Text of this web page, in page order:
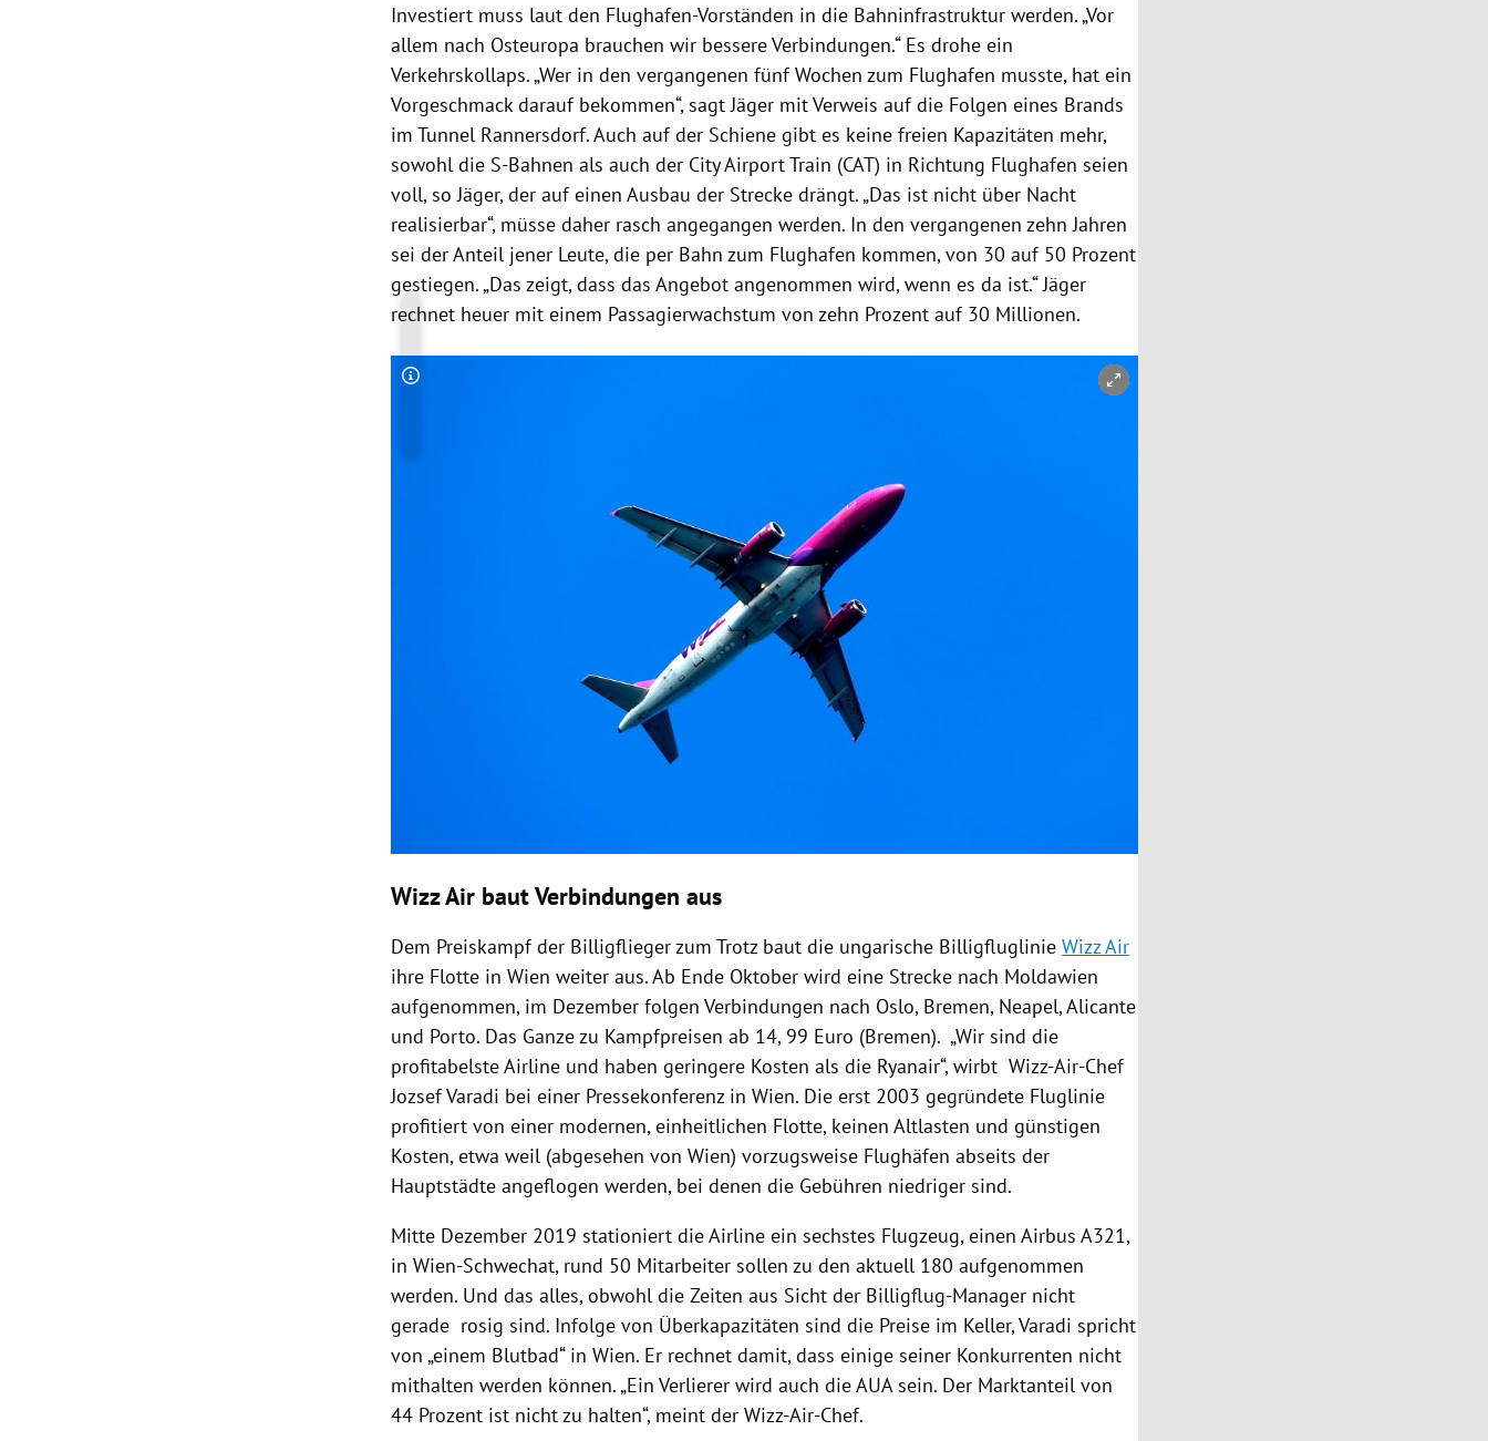
Investiert muss laut den Flughafen-Vorständen in die Bahninfrastruktur werden. „Vor
allem nach Osteuropa brauchen wir bessere Verbindungen.“ Es drohe ein
Verkehrskollaps. „Wer in den vergangenen fünf Wochen zum Flughafen musste, hat ein
Vorgeschmack darauf bekommen“, sagt Jäger mit Verweis auf die Folgen eines Brands
im Tunnel Rannersdorf. Auch auf der Schiene gibt es keine freien Kapazitäten mehr,
sowohl die S-Bahnen als auch der City AirportTrain (CAT) in Richtung Flughafen seien
voll, so Jäger, der auf einen Ausbau der Strecke drängt. „Das ist nicht über Nacht
realisierbar“, müsse daher rasch angegangen werden. In den vergangenen zehn Jahren
sei der Anteil jener Leute, die per Bahn zum Flughafen kommen, von 30 auf 50 Prozent
gestiegen. „Das zeigt, dass das Angebot angenommen wird, wenn es da ist.“ Jäger
rechnet heuer mit einem Passagierwachstum von zehn Prozent auf 30 Millionen.
Copyright-Hinweis öffnen/schließen
Wizz Air baut Verbindungen aus
Dem Preiskampf der Billigfliegerzum Trotz baut die ungarische BilligfluglinieWizz Air
ihre Flotte inWien weiter aus. Ab Ende Oktober wird eine Strecke nach Moldawien
aufgenommen, im Dezember folgen Verbindungen nach Oslo, Bremen, Neapel,Alicante
und Porto. Das Ganze zu Kampfpreisen ab 14, 99 Euro (Bremen). „Wir sind die
profitabelste Airline und haben geringere Kosten als die Ryanair“, wirbt Wizz-Air-Chef
Jozsef Varadi bei einer Pressekonferenz inWien. Die erst 2003 gegründete Fluglinie
profitiert von einer modernen, einheitlichen Flotte, keinen Altlasten und günstigen
Kosten, etwa weil (abgesehen vonWien) vorzugsweise Flughäfen abseits der
Hauptstädte angeflogen werden, bei denen die Gebühren niedriger sind.
Mitte Dezember 2019 stationiert die Airline ein sechstes Flugzeug, einenAirbus A321,
inWien-Schwechat, rund 50 Mitarbeiter sollen zu den aktuell 180 aufgenommen
werden. Und das alles, obwohl die Zeiten aus Sicht der Billigflug-Manager nicht
gerade rosig sind. Infolge von Überkapazitäten sind die Preise im Keller,Varadi spricht
von „einem Blutbad“ inWien. Er rechnet damit, dass einige seiner Konkurrenten nicht
mithalten werden können. „Ein Verlierer wird auch dieAUAsein. Der Marktanteil von
44 Prozent ist nicht zu halten“, meint der Wizz-Air-Chef.